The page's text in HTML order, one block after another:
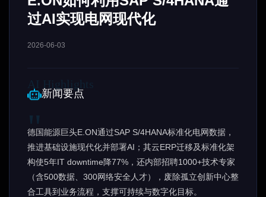
过AI实现电网现代化
2026-06-03
新闻要点
德国能源巨头E.ON通过SAP S/4HANA标准化电网数据，
推进基础设施现代化并部署AI；其云ERP迁移及标准化架
构使5年IT downtime降77%，还内部招聘1000+技术专家
（含500数据、300网络安全人才），废除孤立创新中心整
合工具到业务流程，支撑可持续与数字化目标。